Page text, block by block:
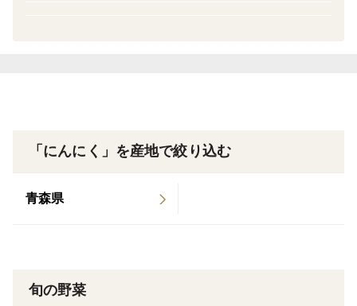
の結果、ようやくたどり着いた最高品質の味わいを、是
生産者の強みを生かして皆様になるべくお得にお届けで
赦ください。
陸奥新報（新聞掲載） 8月 ATV青森テレビ
「にんにく」を産地で絞り込む
青森県
旬の野菜